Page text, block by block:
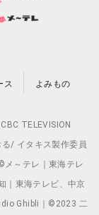
ス よみもの
TELEVISION
/ イタキス製作委員
～テレ｜東海テレ
｜東海テレビ、中京
Ghibli｜©2023 二